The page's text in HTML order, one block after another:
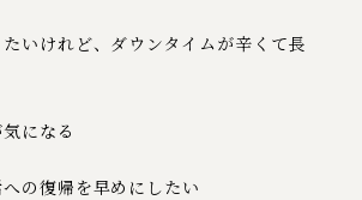
いけれど、 ダウンタイムが辛くて長
になる
の復帰を早めにしたい